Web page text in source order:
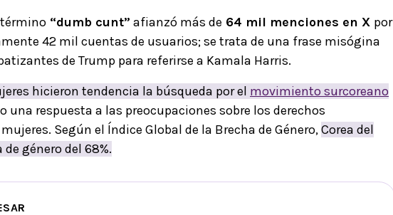
término “dumb cunt” afianzó más de 64 mil menciones en X por
42 mil cuentas de usuarios; se trata de una frase misógina
de Trump para referirse a Kamala Harris.
hicieron tendencia la búsqueda por el movimiento surcoreano
una respuesta a las preocupaciones sobre los derechos
Según el Índice Global de la Brecha de Género,Corea del
género del 68%.